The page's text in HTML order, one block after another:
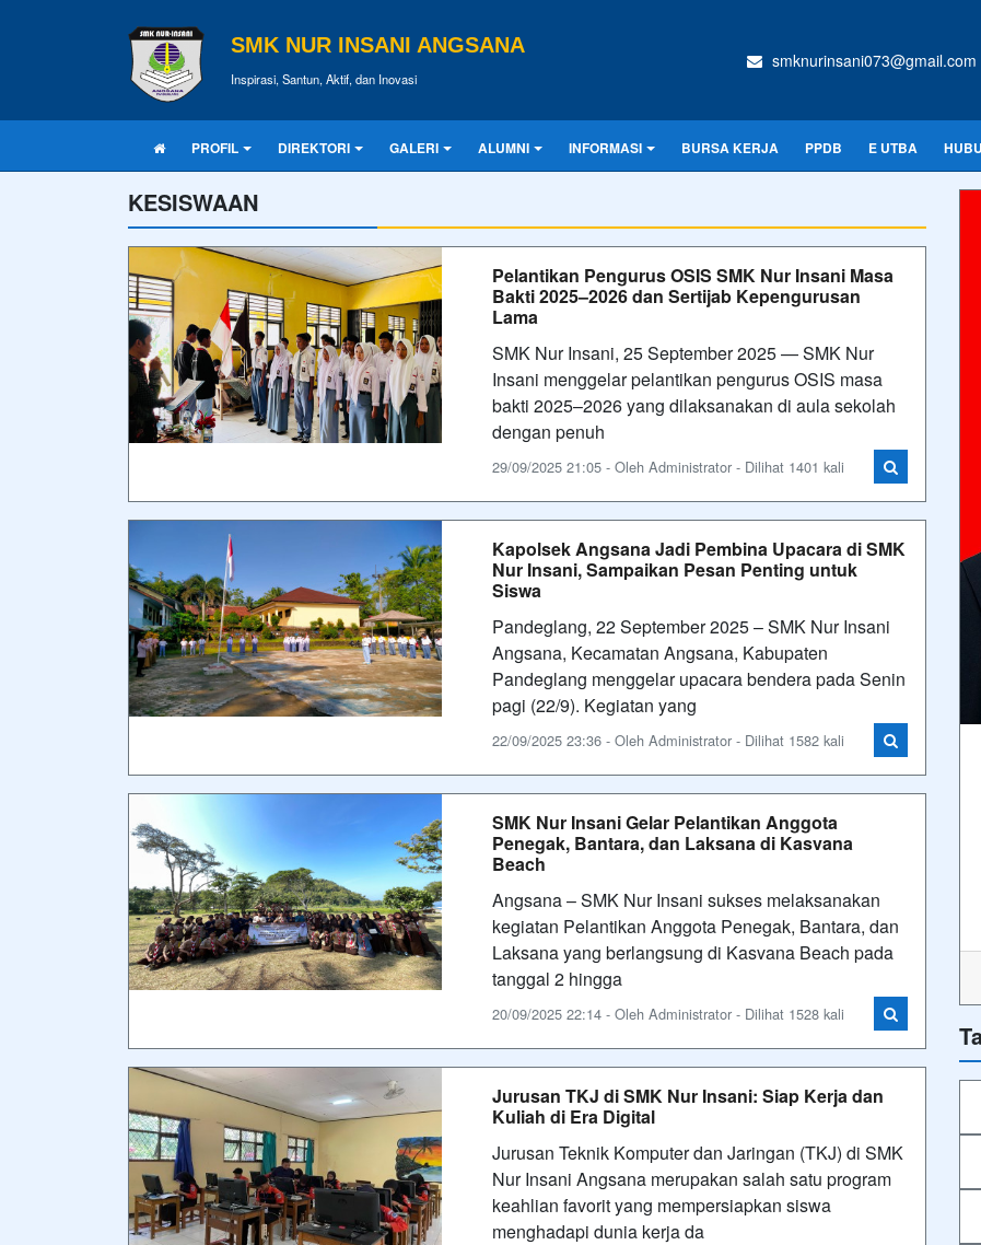
SMK NUR INSANI ANGSANA
Inspirasi, Santun, Aktif, dan Inovasi
smknurinsani073@gmail.com
PROFIL DIREKTORI GALERI ALUMNI INFORMASI BURSA KERJA PPDB E UTBA
KESISWAAN
Pelantikan Pengurus OSIS SMK Nur Insani Masa
Bakti 2025–2026 dan Sertijab Kepengurusan
Lama
SMK Nur Insani, 25 September 2025 — SMK Nur
Insani menggelar pelantikan pengurus OSIS masa
bakti 2025–2026 yang dilaksanakan di aula sekolah
dengan penuh
29/09/2025 21:05 - Oleh Administrator - Dilihat 1401 kali
Kapolsek Angsana Jadi Pembina Upacara di SMK
Nur Insani, Sampaikan Pesan Penting untuk
Siswa
Pandeglang, 22 September 2025 – SMK Nur Insani
Angsana, Kecamatan Angsana, Kabupaten
Pandeglang menggelar upacara bendera pada Senin
pagi (22/9). Kegiatan yang
22/09/2025 23:36 - Oleh Administrator - Dilihat 1582 kali
SMK Nur Insani Gelar Pelantikan Anggota
Penegak, Bantara, dan Laksana di Kasvana
Beach
Angsana – SMK Nur Insani sukses melaksanakan
kegiatan Pelantikan Anggota Penegak, Bantara, dan
Laksana yang berlangsung di Kasvana Beach pada
tanggal 2 hingga
20/09/2025 22:14 - Oleh Administrator - Dilihat 1528 kali
Jurusan TKJ di SMK Nur Insani: Siap Kerja dan
Kuliah di Era Digital
Jurusan Teknik Komputer dan Jaringan (TKJ) di SMK
Nur Insani Angsana merupakan salah satu program
keahlian favorit yang mempersiapkan siswa
menghadapi dunia kerja da